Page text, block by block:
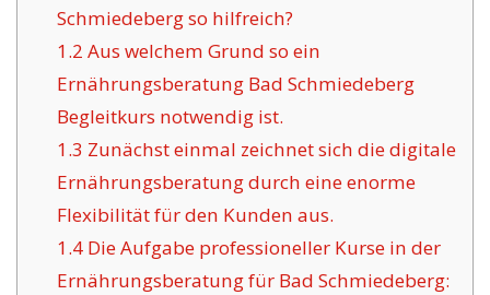
Schmiedeberg so hilfreich?
1.2 Aus welchem Grund so ein
Ernährungsberatung Bad Schmiedeberg
Begleitkurs notwendig ist.
1.3 Zunächst einmal zeichnet sich die digitale
Ernährungsberatung durch eine enorme
Flexibilität für den Kunden aus.
1.4Die Aufgabe professioneller Kurse in der
Ernährungsberatung für Bad Schmiedeberg: